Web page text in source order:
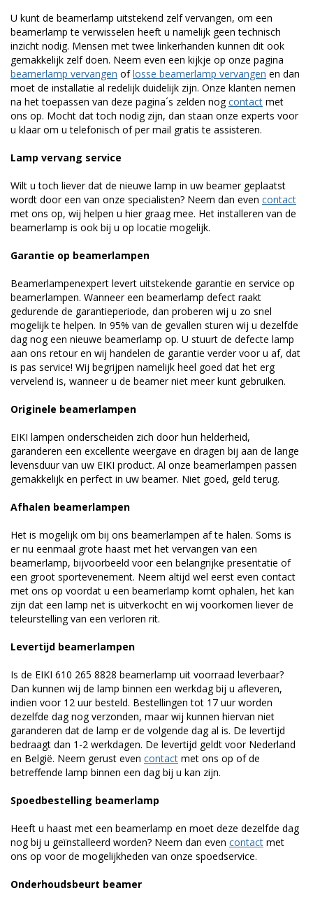
U kunt de beamerlamp uitstekend zelf vervangen, om een
beamerlamp te verwisselen heeft u namelijk geen technisch
inzicht nodig. Mensen met twee linkerhanden kunnen dit ook
gemakkelijk zelf doen. Neem even een kijkje op onze pagina
beamerlamp vervangen oflosse beamerlamp vervangen en dan
moet de installatie al redelijk duidelijk zijn. Onze klanten nemen
na het toepassen van deze pagina´s zelden nogcontact met
ons op. Mocht dat toch nodig zijn, dan staan onze experts voor
u klaar om u telefonisch of per mail gratis te assisteren.
Lamp vervang service
Wilt u toch liever dat de nieuwe lamp in uw beamer geplaatst
wordt door een van onze specialisten? Neem dan even contact
met ons op, wij helpen u hier graag mee. Het installeren van de
beamerlamp is ook bij u op locatie mogelijk.
Garantie op beamerlampen
Beamerlampenexpert levert uitstekende garantie en service op
beamerlampen. Wanneer een beamerlamp defect raakt
gedurende de garantieperiode, dan proberen wij u zo snel
mogelijk te helpen. In 95% van de gevallen sturen wij u dezelfde
dag nog een nieuwe beamerlamp op. U stuurt de defecte lamp
aan ons retour en wij handelen de garantie verder voor u af, dat
is pas service! Wij begrijpen namelijk heel goed dat het erg
vervelend is, wanneer u de beamer niet meer kunt gebruiken.
Originele beamerlampen
EIKI lampen onderscheiden zich door hun helderheid,
garanderen een excellente weergave en dragen bij aan de lange
levensduur van uw EIKI product. Al onze beamerlampen passen
gemakkelijk en perfect in uw beamer. Niet goed, geld terug.
Afhalen beamerlampen
Het is mogelijk om bij ons beamerlampen af te halen. Soms is
er nu eenmaal grote haast met het vervangen van een
beamerlamp, bijvoorbeeld voor een belangrijke presentatie of
een groot sportevenement. Neem altijd wel eerst even contact
met ons op voordat u een beamerlamp komt ophalen, het kan
zijn dat een lamp net is uitverkocht en wij voorkomen liever de
teleurstelling van een verloren rit.
Levertijd beamerlampen
Is de EIKI 610 265 8828 beamerlamp uit voorraad leverbaar?
Dan kunnen wij de lamp binnen een werkdag bij u afleveren,
indien voor 12 uur besteld. Bestellingen tot 17 uur worden
dezelfde dag nog verzonden, maar wij kunnen hiervan niet
garanderen dat de lamp er de volgende dag al is. De levertijd
bedraagt dan 1-2 werkdagen. De levertijd geldt voor Nederland
en België. Neem gerust even contact met ons op of de
betreffende lamp binnen een dag bij u kan zijn.
Spoedbestelling beamerlamp
Heeft u haast met een beamerlamp en moet deze dezelfde dag
nog bij u geïnstalleerd worden? Neem dan even contact met
ons op voor de mogelijkheden van onze spoedservice.
Onderhoudsbeurt beamer